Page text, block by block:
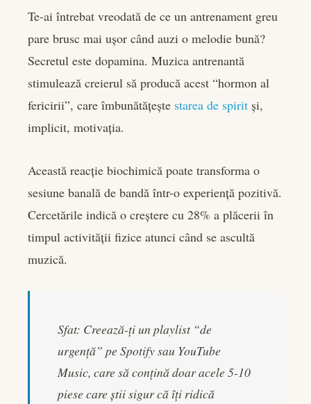
Te-ai întrebat vreodată de ce un antrenament greu
pare brusc mai ușor când auzi o melodie bună?
Secretul este dopamina. Muzica antrenantă
stimulează creierul să producă acest “hormon al
fericirii”, care îmbunătățește starea de spirit și,
implicit, motivația.
Această reacție biochimică poate transforma o
sesiune banală de bandă într-o experiență pozitivă.
Cercetările indică o creștere cu 28% a plăcerii în
timpul activității fizice atunci când se ascultă
muzică.
Sfat: Creează-ți un playlist “de
urgență” pe Spotify sau YouTube
Music, care să conțină doar acele 5-10
piese care știi sigur că îți ridică